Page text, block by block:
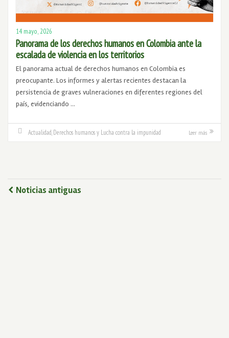
14 mayo, 2026
Panorama de los derechos humanos en Colombia ante la
escalada de violencia en los territorios
El panorama actual de derechos humanos en Colombia es
preocupante. Los informes y alertas recientes destacan la
persistencia de graves vulneraciones en diferentes regiones del
país, evidenciando …
Actualidad Derechos humanos y Lucha contra la impunidad Leer más
Noticias antiguas